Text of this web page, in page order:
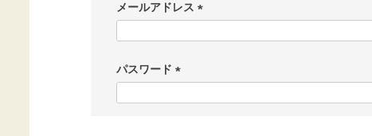
メールアドレス
)
パスワード